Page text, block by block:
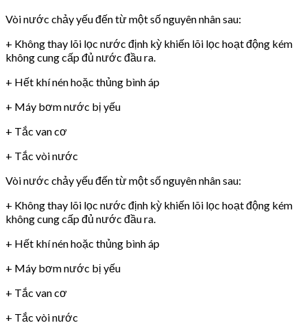
Vòi nước chảy yếu đến từ một số nguyên nhân sau:
+ Không thay lõi lọc nước định kỳ khiến lõi lọc hoạt động kém
không cung cấp đủ nước đầu ra.
+ Hết khí nén hoặc thủng bình áp
+ Máy bơm nước bị yếu
+ Tắc van cơ
+ Tắc vòi nước
Vòi nước chảy yếu đến từ một số nguyên nhân sau:
+ Không thay lõi lọc nước định kỳ khiến lõi lọc hoạt động kém
không cung cấp đủ nước đầu ra.
+ Hết khí nén hoặc thủng bình áp
+ Máy bơm nước bị yếu
+ Tắc van cơ
+ Tắc vòi nước